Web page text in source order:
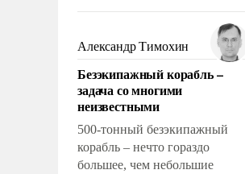
мужественным и твердым под
ударами судьбы, брать на себя
ответственность, помогать
слабым, идти вперед и
адаптироваться.
Александр Тимохин
Безэкипажный корабль –
задача со многими
неизвестными
500-тонный безэкипажный
корабль – нечто гораздо
большее, чем небольшие